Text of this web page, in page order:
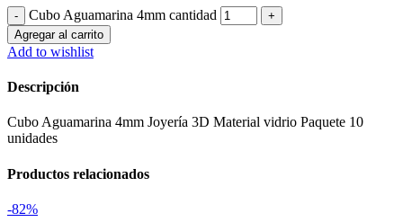
Cubo Aguamarina 4mm cantidad
Agregar al carrito
Add to wishlist
Descripción
Cubo Aguamarina 4mm Joyería 3D Material vidrio Paquete 10
unidades
Productos relacionados
-82%